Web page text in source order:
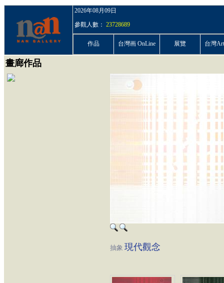
2026年08月09日
參觀人數： 23728689
作品 台灣画 OnLine 展覽 台灣
畫廊作品
抽象 現代觀念